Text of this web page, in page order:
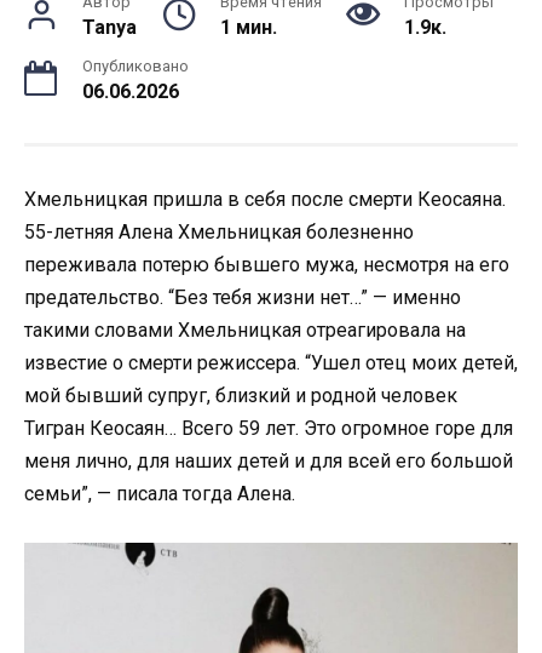
Tanya 1 мин. 1.9к.
Опубликовано
06.06.2026
Хмельницкая пришла в себя после смерти Кеосаяна.
55-летняя Алена Хмельницкая болезненно
переживала потерю бывшего мужа, несмотря на его
предательство. “Без тебя жизни нет…” — именно
такими словами Хмельницкая отреагировала на
известие о смерти режиссера. “Ушел отец моих детей,
мой бывший супруг, близкий и родной человек
Тигран Кеосаян… Всего 59 лет. Это огромное горе для
меня лично, для наших детей и для всей его большой
семьи”, — писала тогда Алена.